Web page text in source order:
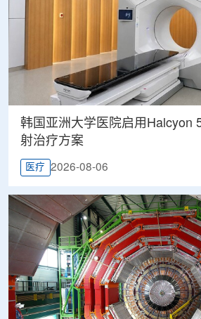
韩国亚洲大学医院启用Halcyon
射治疗方案
医疗 2026-08-06